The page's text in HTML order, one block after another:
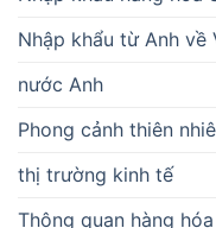
Nhập khẩu từ Anh về
nước Anh
Phong cảnh thiên
thị trường kinh tế
Thông quan hàng hóa